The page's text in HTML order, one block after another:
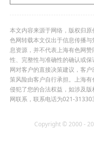
本文内容来源于网络，版权归
色网转载本文仅出于信息传播
息资源，并不代表上海有色网
性、完整性与准确性的确认或
网对客户的直接决策建议，客
策风险由客户自行承担。上海
侵犯了您的合法权益，如涉及
网联系，联系电话为021-
Copyright © 2000 -